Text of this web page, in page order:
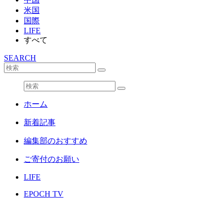
米国
国際
LIFE
すべて
SEARCH
ホーム
新着記事
編集部のおすすめ
ご寄付のお願い
LIFE
EPOCH TV